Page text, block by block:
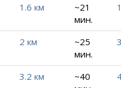
1.6 км
~21
мин.
2 км
~25
мин.
3.2 км
~40